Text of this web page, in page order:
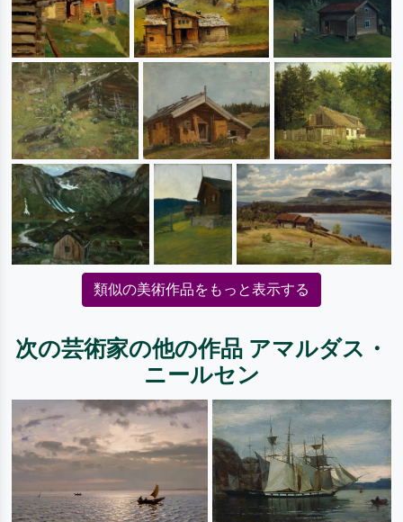
類似の美術作品をもっと表示する
次の芸術家の他の作品 アマルダス・
ニールセン